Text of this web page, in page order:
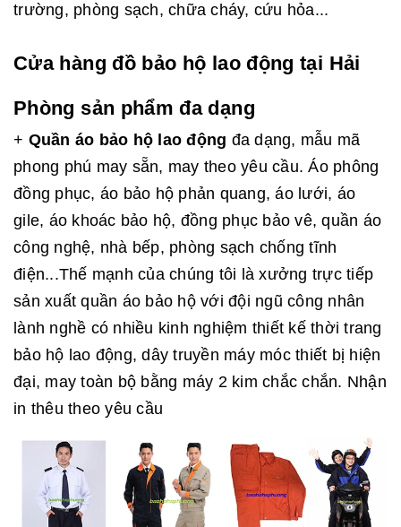
trường, phòng sạch, chữa cháy, cứu hỏa...
Cửa hàng đồ bảo hộ lao động tại Hải
Phòng sản phẩm đa dạng
+ Quần áo bảo hộ lao động đa dạng, mẫu mã
phong phú may sẵn, may theo yêu cầu. Áo phông
đồng phục, áo bảo hộ phản quang, áo lưới, áo
gile, áo khoác bảo hộ, đồng phục bảo vê, quần áo
công nghệ, nhà bếp, phòng sạch chống tĩnh
điện...Thế mạnh của chúng tôi là xưởng trực tiếp
sản xuất quần áo bảo hộ với đội ngũ công nhân
lành nghề có nhiều kinh nghiệm thiết kế thời trang
bảo hộ lao động, dây truyền máy móc thiết bị hiện
đại, may toàn bộ bằng máy 2 kim chắc chắn. Nhận
in thêu theo yêu cầu